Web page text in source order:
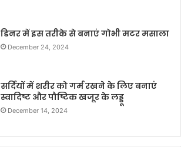
डिनर में इस तरीके से बनाएं गोभी मटर मसाला
December 24, 2024
सर्दियों में शरीर को गर्म रखने के लिए बनाएं
स्वादिष्ट और पौष्टिक खजूर के लड्डू
December 14, 2024